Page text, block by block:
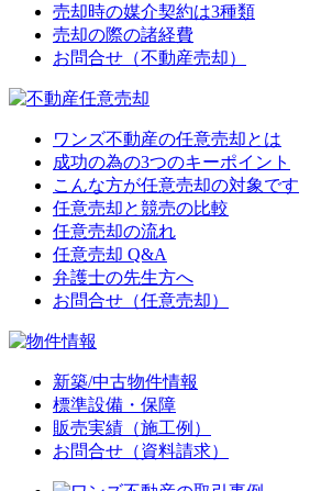
売却時の媒介契約は3種類
売却の際の諸経費
お問合せ（不動産売却）
ワンズ不動産の任意売却とは
成功の為の3つのキーポイント
こんな方が任意売却の対象です
任意売却と競売の比較
任意売却の流れ
任意売却 Q&A
弁護士の先生方へ
お問合せ（任意売却）
新築/中古物件情報
標準設備・保障
販売実績（施工例）
お問合せ（資料請求）